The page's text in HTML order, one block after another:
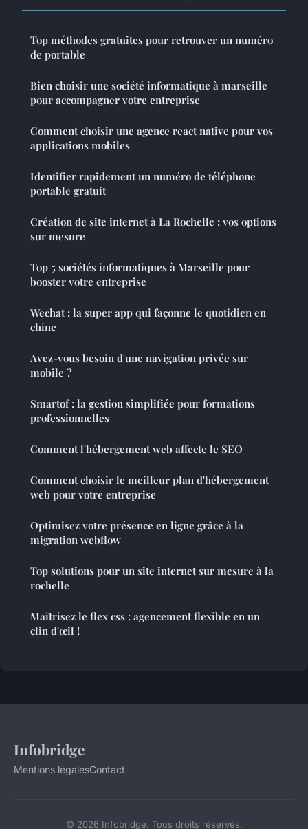
Top méthodes gratuites pour retrouver un numéro
de portable
Bien choisir une société informatique à marseille
pour accompagner votre entreprise
Comment choisir une agence react native pour vos
applications mobiles
Identifier rapidement un numéro de téléphone
portable gratuit
Création de site internet à La Rochelle : vos options
sur mesure
Top 5 sociétés informatiques à Marseille pour
booster votre entreprise
Wechat : la super app qui façonne le quotidien en
chine
Avez-vous besoin d'une navigation privée sur
mobile ?
Smartof : la gestion simplifiée pour formations
professionnelles
Comment l'hébergement web affecte le SEO
Comment choisir le meilleur plan d'hébergement
web pour votre entreprise
Optimisez votre présence en ligne grâce à la
migration webflow
Top solutions pour un site internet sur mesure à la
rochelle
Maîtrisez le flex css : agencement flexible en un
clin d'œil !
Infobridge
Mentions légalesContact
© 2026 Infobridge. Tous droits réservés.